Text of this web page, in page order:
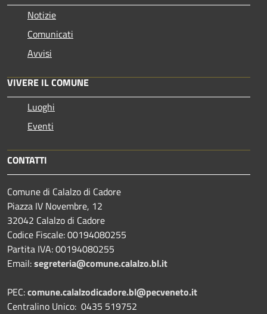
Notizie
Comunicati
Avvisi
VIVERE IL COMUNE
Luoghi
Eventi
CONTATTI
Comune di Calalzo di Cadore
Piazza IV Novembre, 12
32042 Calalzo di Cadore
Codice Fiscale: 00194080255
Partita IVA: 00194080255
Email:segreteria@comune.calalzo.bl.it
PEC:comune.calalzodicadore.bl@pecveneto.it
Centralino Unico: 0435 519752